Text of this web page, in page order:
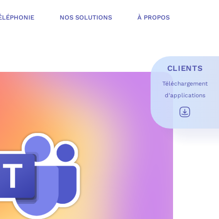
NOS SOLUTIONS À PROPOS
CLIENTS
Téléchargement
d'applications
OFFERT
DE TRAVAIL
DU QUOTIDIEN
EN CONTINU
MICROSOFT